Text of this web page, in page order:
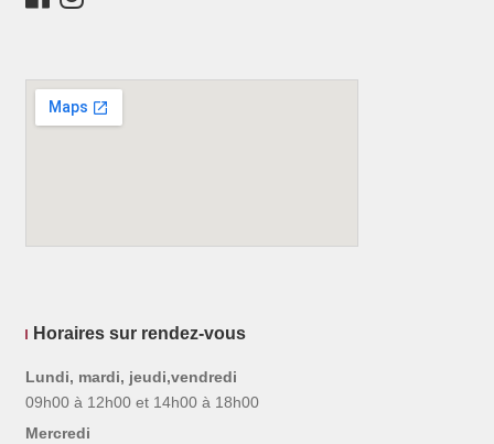
Horaires sur rendez-vous
Lundi, mardi, jeudi,vendredi
09h00 à 12h00 et 14h00 à 18h00
Mercredi